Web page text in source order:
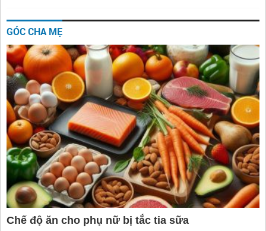
GÓC CHA MẸ
Chế độ ăn cho phụ nữ bị tắc tia sữa